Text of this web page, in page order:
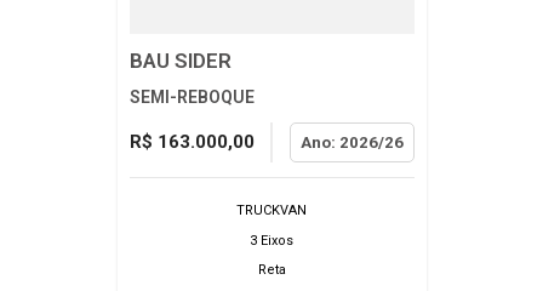
BAU SIDER
SEMI-REBOQUE
R$ 163.000,00 Ano: 2026/26
TRUCKVAN
3 Eixos
Reta